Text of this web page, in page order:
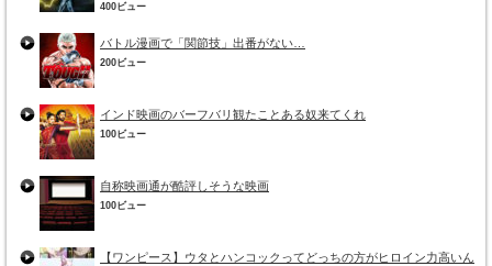
400ビュー
バトル漫画で「関節技」出番がない…
200ビュー
インド映画のバーフバリ観たことある奴来てくれ
100ビュー
自称映画通が酷評しそうな映画
100ビュー
【ワンピース】ウタとハンコックってどっちの方がヒロイン力高いん